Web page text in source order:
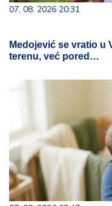
07. 08. 2026 20:31
Medojević se vratio u
terenu, već pored…